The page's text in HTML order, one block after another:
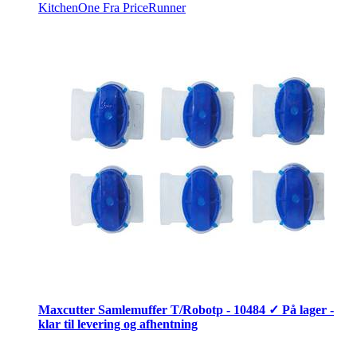
KitchenOne Fra PriceRunner
Maxcutter Samlemuffer T/Robotp - 10484 ✓ På lager -
klar til levering og afhentning